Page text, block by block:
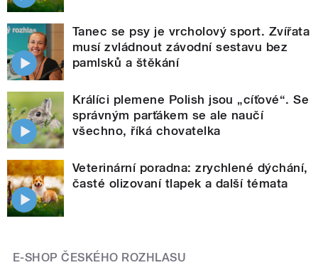
Tanec se psy je vrcholový sport. Zvířata
musí zvládnout závodní sestavu bez
pamlsků a štěkání
Králíci plemene Polish jsou „cíťové“. Se
správným parťákem se ale naučí
všechno, říká chovatelka
Veterinární poradna: zrychlené dýchání,
časté olizovaní tlapek a další témata
E-SHOP ČESKÉHO ROZHLASU